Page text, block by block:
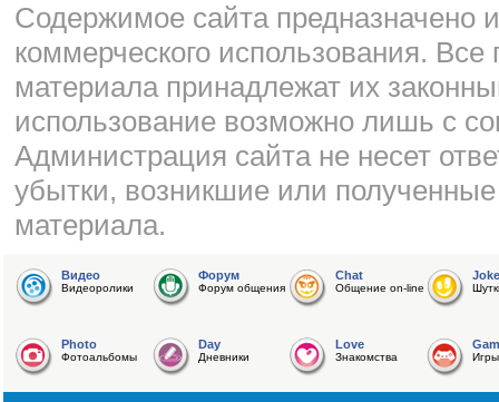
Cодержимое сайта предназначено
коммерческого использования.
материала принадлежат их
использование возможно лишь с
Администрация сайта не несет
убытки, возникшие или
материала.
Видео
Видеоролики
Форум
Форум общения
Chat
Общение on-line
Joke
Photo
Фотоальбомы
Day
Дневники
Love
Знакомства Игры